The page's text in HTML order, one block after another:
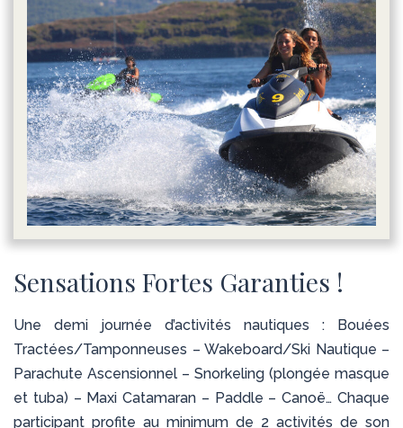
Sensations Fortes Garanties !
Une demi journée d’activités nautiques : Bouées
Tractées/Tamponneuses – Wakeboard/Ski Nautique –
Parachute Ascensionnel – Snorkeling (plongée masque
et tuba) – Maxi Catamaran – Paddle – Canoë… Chaque
participant profite au minimum de 2 activités de son